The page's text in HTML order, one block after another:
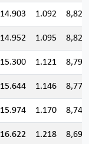
14.903 1.092 8,828
14.952 1.095 8,825
15.300 1.121 8,799
15.644 1.146 8,774
15.974 1.170 8,749
16.622 1.218 8,699